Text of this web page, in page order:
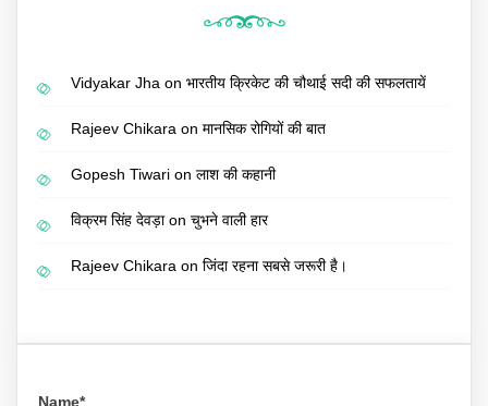
Vidyakar Jha on भारतीय क्रिकेट की चौथाई सदी की सफलतायें
Rajeev Chikara on मानसिक रोगियों की बात
Gopesh Tiwari on लाश की कहानी
विक्रम सिंह देवड़ाon चुभने वाली हार
Rajeev Chikara on जिंदा रहना सबसे जरूरी है।
Name*